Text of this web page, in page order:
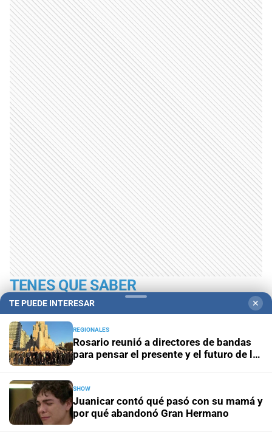
TENES QUE SABER
TE PUEDE INTERESAR ✕
REGIONALES
Rosario reunió a directores de bandas
para pensar el presente y el futuro de la
SHOW
Juanicar contó qué pasó con su mamá y
por qué abandonó Gran Hermano